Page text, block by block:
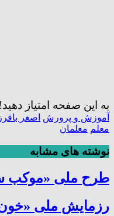
به این صفحه امتیاز دهید!
آموزش و پرورش اصغر
معلم معلمان
نوشته های مشابه
طرح ملی «موکب
رزمایش ملی